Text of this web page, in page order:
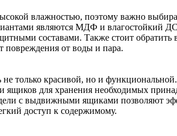
влажностью, поэтому важно
являются МДФ и влагостойкий
составами. Также стоит
повреждения от воды и пара.
только красивой, но и
ящиков для хранения необходимых
с выдвижными ящиками позволяют
доступ к содержимому.